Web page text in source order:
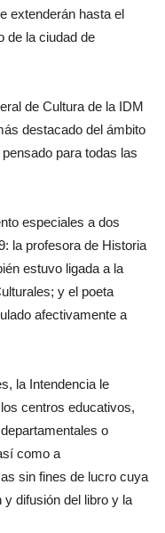
extenderán hasta el
de la ciudad de
de Cultura de la IDM
destacado del ámbito
para todas las
especiales a dos
la profesora de Historia
estuvo ligada a la
y el poeta
afectivamente a
la Intendencia le
centros educativos,
o
como a
sin fines de lucro cuya
difusión del libro y la